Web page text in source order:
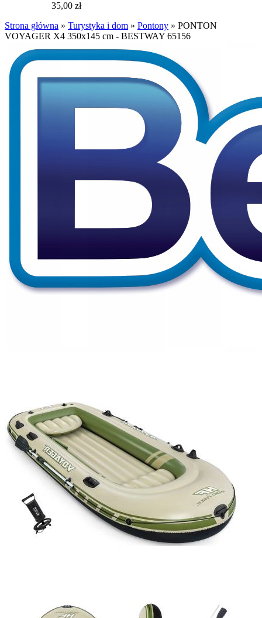
35,00 zł
Strona główna » Turystyka i dom » Pontony » PONTON
VOYAGER X4 350x145 cm - BESTWAY 65156